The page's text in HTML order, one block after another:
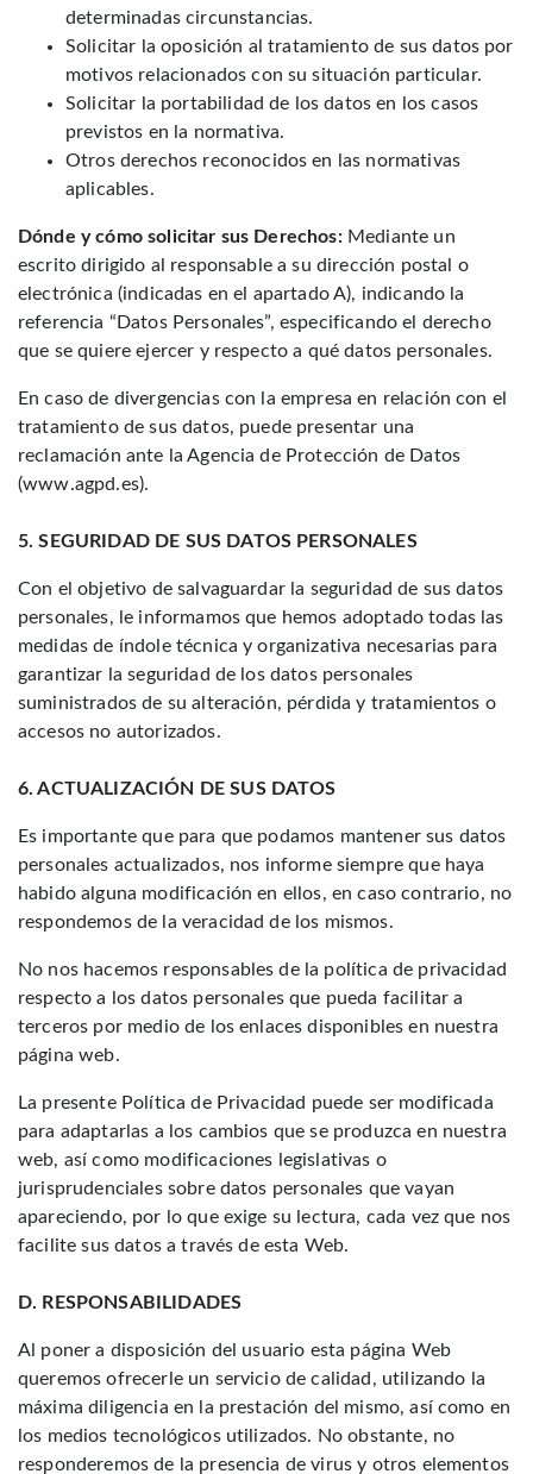
determinadas circunstancias.
Solicitar la oposición al tratamiento de sus datos por
motivos relacionados con su situación particular.
Solicitar la portabilidad de los datos en los casos
previstos en la normativa.
Otros derechos reconocidos en las normativas
aplicables.
Dónde y cómo solicitar sus Derechos:Mediante un
escrito dirigido al responsable a su dirección postal o
electrónica (indicadas en el apartado A), indicando la
referencia “Datos Personales”, especificando el derecho
que se quiere ejercer y respecto a qué datos personales.
En caso de divergencias con la empresa en relación con el
tratamiento de sus datos, puede presentar una
reclamación ante la Agencia de Protección de Datos
(www.agpd.es).
5. SEGURIDAD DE SUS DATOS PERSONALES
Con el objetivo de salvaguardar la seguridad de sus datos
personales, le informamos que hemos adoptado todas las
medidas de índole técnica y organizativa necesarias para
garantizar la seguridad de los datos personales
suministrados de su alteración, pérdida y tratamientos o
accesos no autorizados.
6. ACTUALIZACIÓN DE SUS DATOS
Es importante que para que podamos mantener sus datos
personales actualizados, nos informe siempre que haya
habido alguna modificación en ellos, en caso contrario, no
respondemos de la veracidad de los mismos.
No nos hacemos responsables de la política de privacidad
respecto a los datos personales que pueda facilitar a
terceros por medio de los enlaces disponibles en nuestra
página web.
La presente Política de Privacidad puede ser modificada
para adaptarlas a los cambios que se produzca en nuestra
web, así como modificaciones legislativas o
jurisprudenciales sobre datos personales que vayan
apareciendo, por lo que exige su lectura, cada vez que nos
facilite sus datos a través de esta Web.
D. RESPONSABILIDADES
Al poner a disposición del usuario esta página Web
queremos ofrecerle un servicio de calidad, utilizando la
máxima diligencia en la prestación del mismo, así como en
los medios tecnológicos utilizados. No obstante, no
responderemos de la presencia de virus y otros elementos